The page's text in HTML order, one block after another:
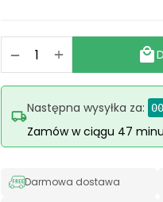
+
−
Następna wysyłka za: 00
Zamów w ciągu 47
Darmowa dostawa